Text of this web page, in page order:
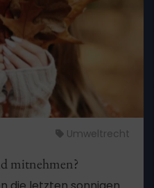
Umweltrecht
mitnehmen?